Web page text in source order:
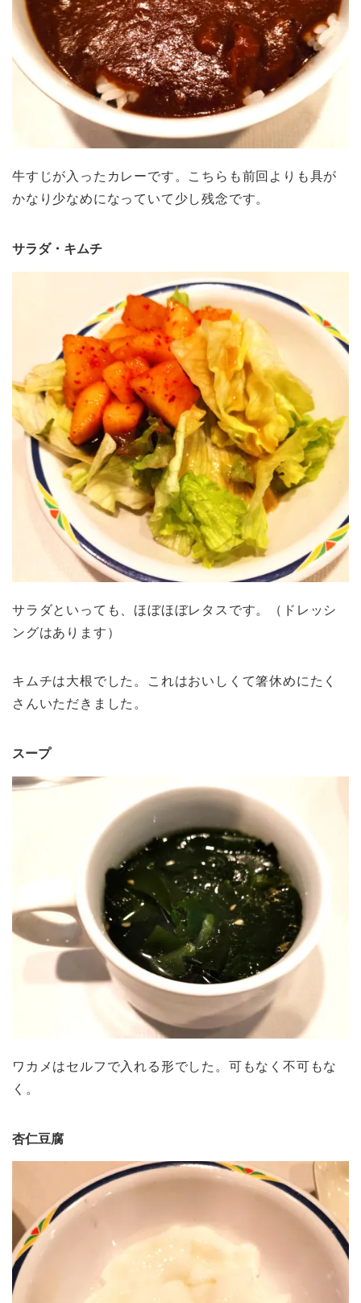
牛すじが入ったカレーです。こちらも前回よりも具が
かなり少なめになっていて少し残念です。
サラダ・キムチ
サラダといっても、ほぼほぼレタスです。（ドレッシ
ングはあります）
キムチは大根でした。これはおいしくて箸休めにたく
さんいただきました。
スープ
ワカメはセルフで入れる形でした。可もなく不可もな
く。
杏仁豆腐